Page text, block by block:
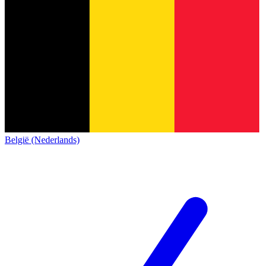
België (Nederlands)